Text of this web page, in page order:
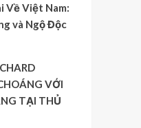
Về Việt Nam:
và Ngộ Độc
VỚI
TẠI THỦ